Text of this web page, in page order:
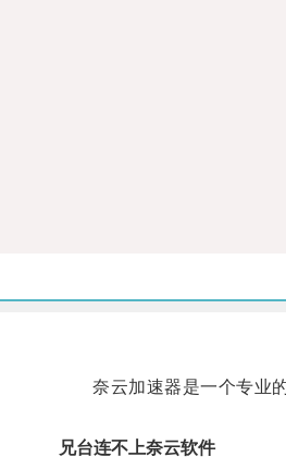
奈云加速器是一个专业的
兄台连不上奈云软件